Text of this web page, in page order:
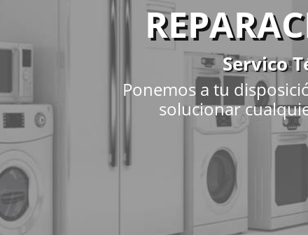
Servico
Ponemos a tu
solucionar